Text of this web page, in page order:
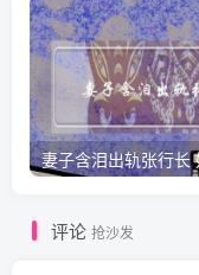
评论 抢沙发